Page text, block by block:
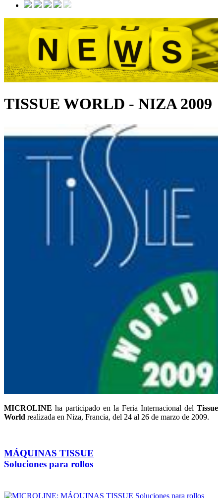
TISSUE WORLD - NIZA 2009
MICROLINE ha participado en la Feria Internacional del Tissue
World realizada en Niza, Francia, del 24 al 26 de marzo de 2009.
MÁQUINAS TISSUE
Soluciones para rollos